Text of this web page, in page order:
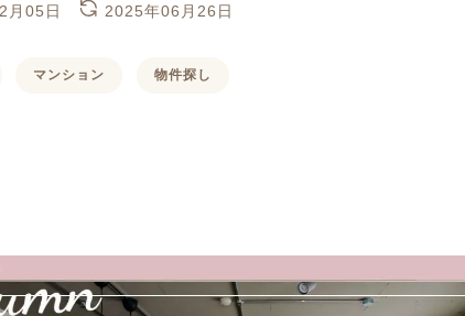
月05日 2025年06月26日
マンション 物件探し